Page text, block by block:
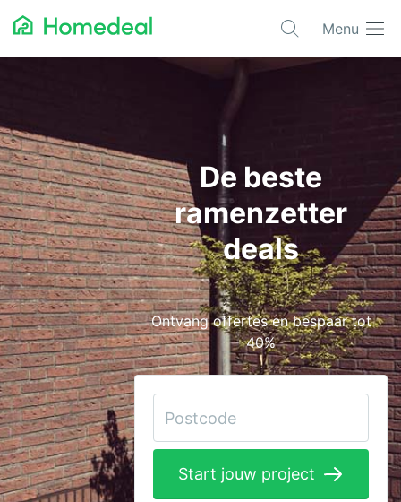
Menu
Airco
Alarmsystemen
Architect
Asbest
Bestrating
Cv-ketels
Dakwerken
Elektricien
Gevelwerken
Glas
De beste
ramenzetter
deals
Ontvang offertes en bespaar tot
40%
Start jouw project